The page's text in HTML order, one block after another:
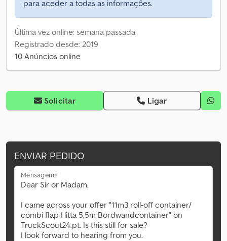
para aceder a todas as informações.
Última vez online: semana passada
Registrado desde: 2019
10 Anúncios online
Solicitar Ligar
ENVIAR PEDIDO
Mensagem*